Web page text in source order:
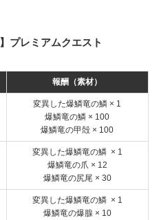
プレミアムクエスト
報酬（素材）
変異した爆鱗竜の鱗 × 1
爆鱗竜の鱗 × 100
爆鱗竜の甲殻 × 100
変異した爆鱗竜の鱗 × 1
爆鱗竜の爪 × 12
爆鱗竜の尻尾 × 30
変異した爆鱗竜の鱗 × 1
爆鱗竜の爆腺 × 10